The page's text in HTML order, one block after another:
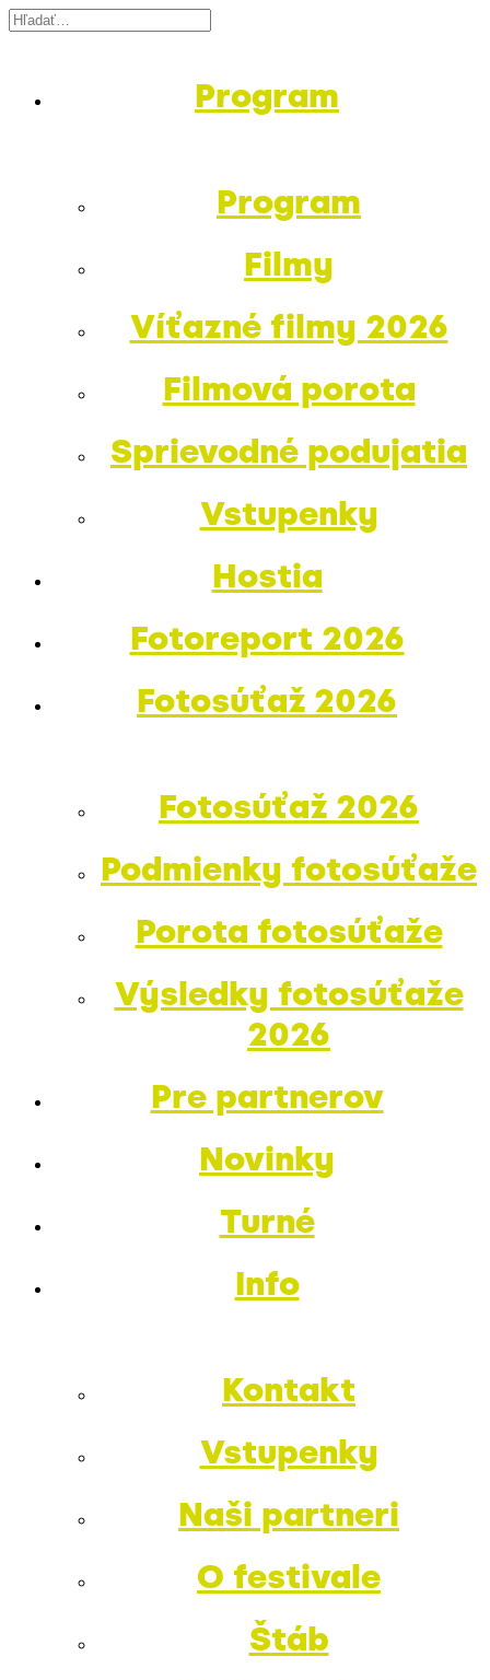
Program
Program
Filmy
Víťazné filmy 2026
Filmová porota
Sprievodné podujatia
Vstupenky
Hostia
Fotoreport 2026
Fotosúťaž 2026
Fotosúťaž 2026
Podmienky fotosúťaže
Porota fotosúťaže
Výsledky fotosúťaže
2026
Pre partnerov
Novinky
Turné
Info
Kontakt
Vstupenky
Naši partneri
O festivale
Štáb